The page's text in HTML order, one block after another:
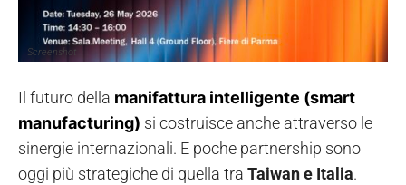
Screenshot
Il futuro della manifattura intelligente (smart
manufacturing) si costruisce anche attraverso le
sinergie internazionali. E poche partnership sono
oggi più strategiche di quella tra Taiwan e Italia.